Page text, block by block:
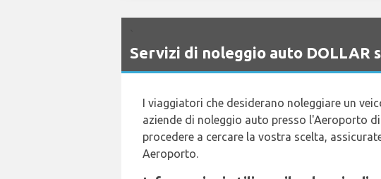
Servizi di noleggio auto DOLLAR
I viaggiatori che desiderano noleggiare un
aziende di noleggio auto presso l'Aeroporto
procedere a cercare la vostra scelta,
Aeroporto.